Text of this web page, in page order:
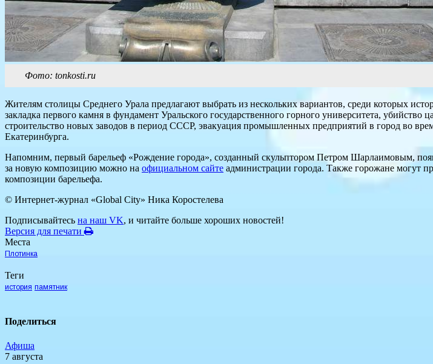
Фото: tonkosti.ru
Жителям столицы Среднего Урала предлагают выбрать из нескольких вариантов, среди которых
закладка первого камня в фундамент Уральского государственного горного университета,
строительство новых заводов в период СССР, эвакуация промышленных предприятий в город во
Екатеринбурга.
Напомним, первый барельеф «Рождение города», созданный скульптором Петром Шарлаимовым,
за новую композицию можно на официальном сайте администрации города. Также горожане могут
композиции барельефа.
© Интернет-журнал «Global City» Ника Коростелева
Подписывайтесь на наш VK, и читайте больше хороших новостей!
Версия для печати
Места
Плотинка
Теги
история памятник
Поделиться
Афиша
7 августа